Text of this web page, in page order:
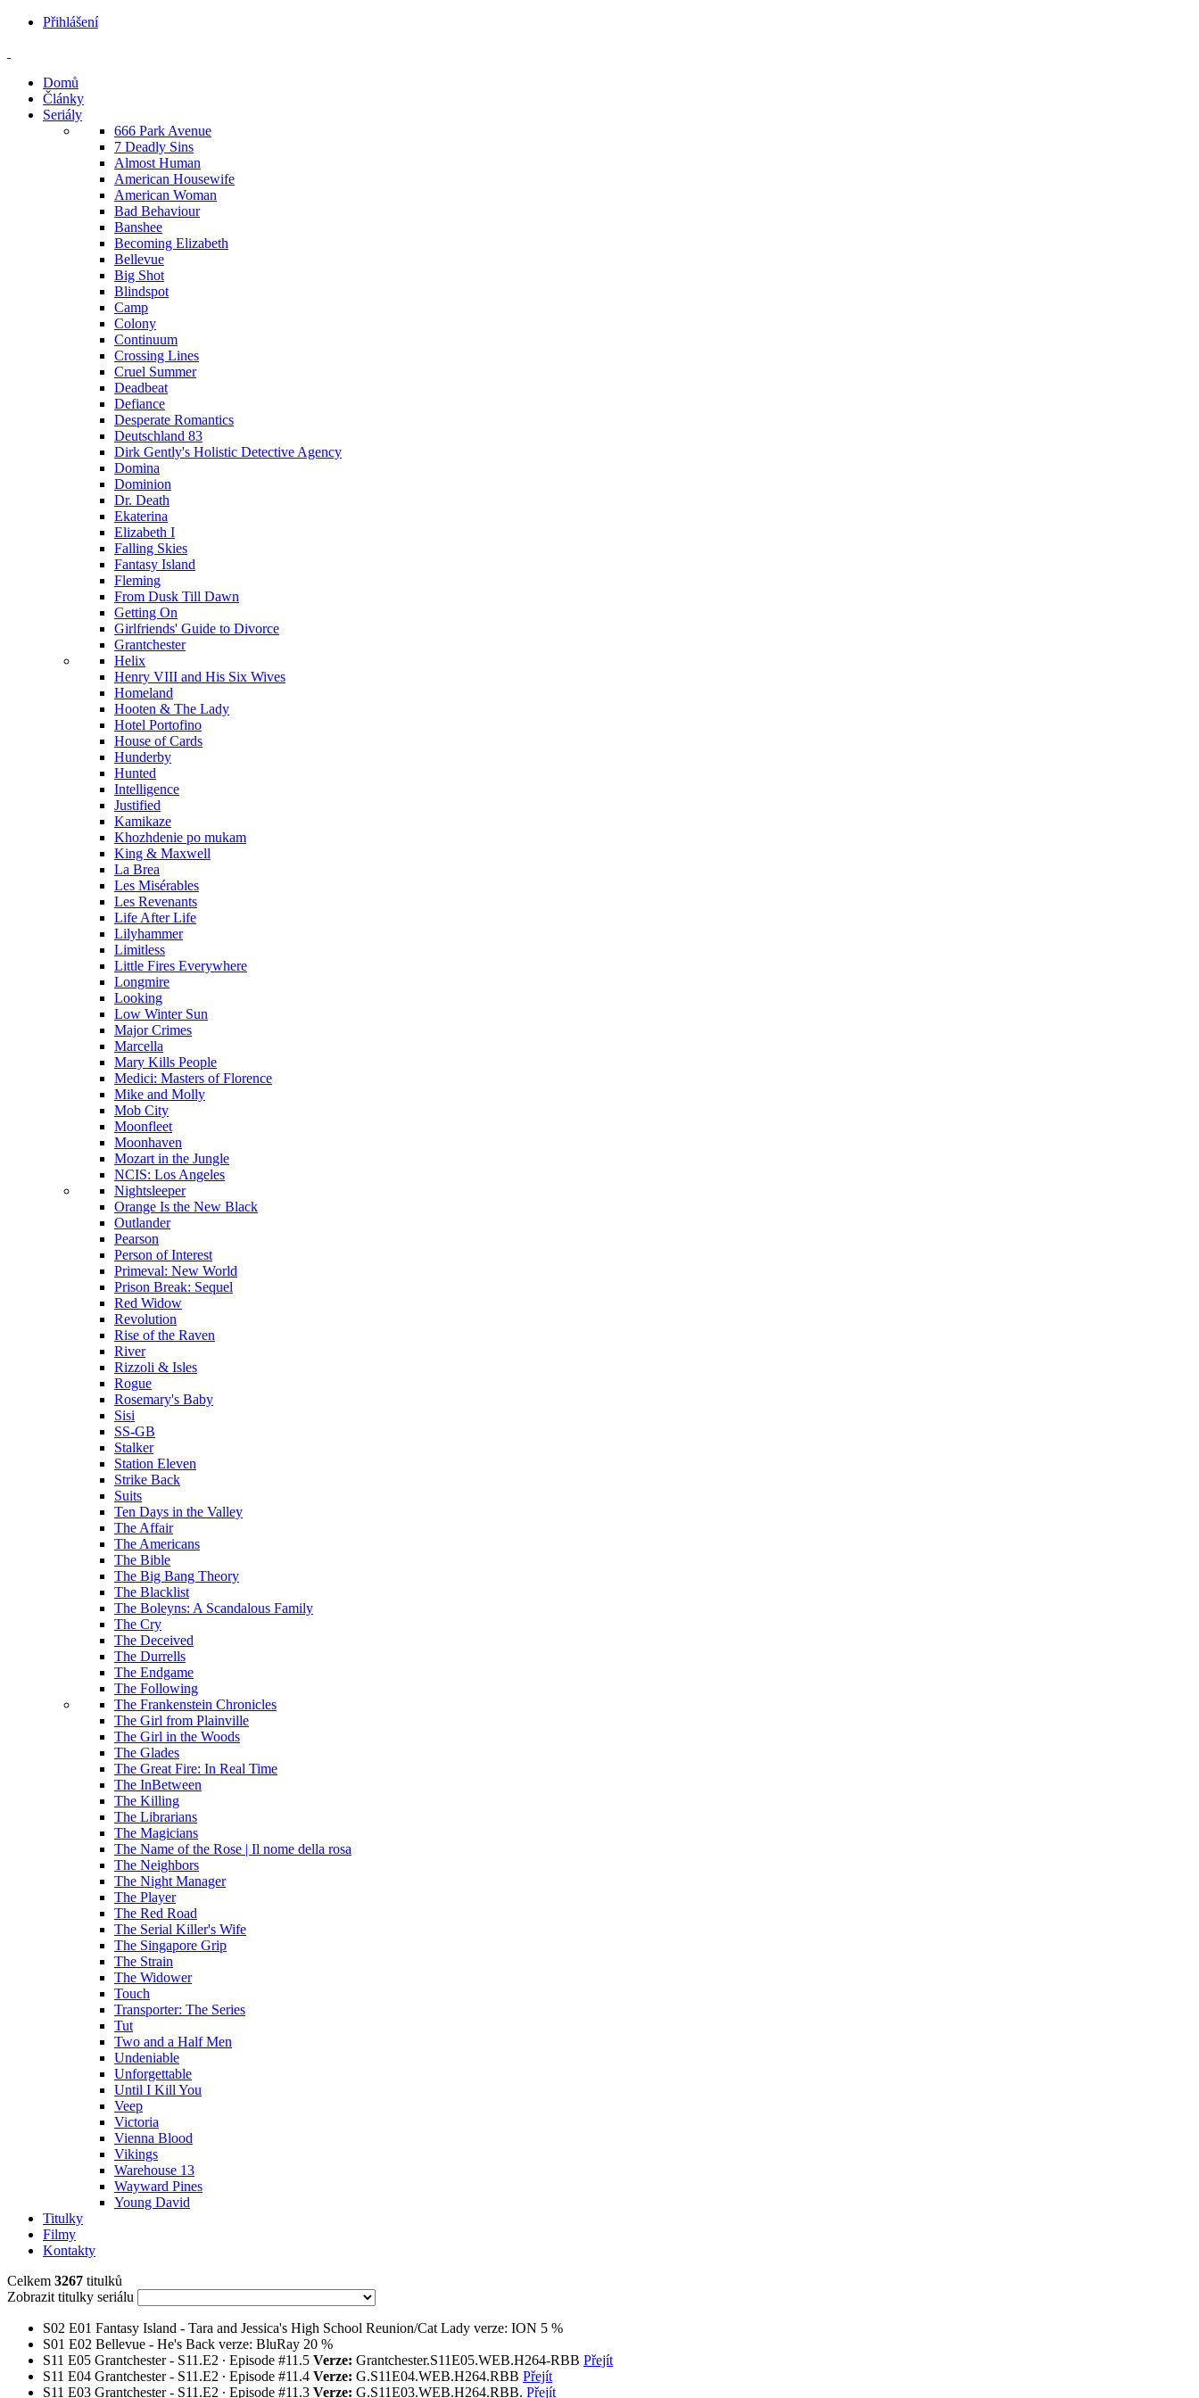
Přihlášení
Domů
Články
Seriály
666 Park Avenue
7 Deadly Sins
Almost Human
American Housewife
American Woman
Bad Behaviour
Banshee
Becoming Elizabeth
Bellevue
Big Shot
Blindspot
Camp
Colony
Continuum
Crossing Lines
Cruel Summer
Deadbeat
Defiance
Desperate Romantics
Deutschland 83
Dirk Gently's Holistic Detective Agency
Domina
Dominion
Dr. Death
Ekaterina
Elizabeth I
Falling Skies
Fantasy Island
Fleming
From Dusk Till Dawn
Getting On
Girlfriends' Guide to Divorce
Grantchester
Helix
Henry VIII and His Six Wives
Homeland
Hooten & The Lady
Hotel Portofino
House of Cards
Hunderby
Hunted
Intelligence
Justified
Kamikaze
Khozhdenie po mukam
King & Maxwell
La Brea
Les Misérables
Les Revenants
Life After Life
Lilyhammer
Limitless
Little Fires Everywhere
Longmire
Looking
Low Winter Sun
Major Crimes
Marcella
Mary Kills People
Medici: Masters of Florence
Mike and Molly
Mob City
Moonfleet
Moonhaven
Mozart in the Jungle
NCIS: Los Angeles
Nightsleeper
Orange Is the New Black
Outlander
Pearson
Person of Interest
Primeval: New World
Prison Break: Sequel
Red Widow
Revolution
Rise of the Raven
River
Rizzoli & Isles
Rogue
Rosemary's Baby
Sisi
SS-GB
Stalker
Station Eleven
Strike Back
Suits
Ten Days in the Valley
The Affair
The Americans
The Bible
The Big Bang Theory
The Blacklist
The Boleyns: A Scandalous Family
The Cry
The Deceived
The Durrells
The Endgame
The Following
The Frankenstein Chronicles
The Girl from Plainville
The Girl in the Woods
The Glades
The Great Fire: In Real Time
The InBetween
The Killing
The Librarians
The Magicians
The Name of the Rose | Il nome della rosa
The Neighbors
The Night Manager
The Player
The Red Road
The Serial Killer's Wife
The Singapore Grip
The Strain
The Widower
Touch
Transporter: The Series
Tut
Two and a Half Men
Undeniable
Unforgettable
Until I Kill You
Veep
Victoria
Vienna Blood
Vikings
Warehouse 13
Wayward Pines
Young David
Titulky
Filmy
Kontakty
Celkem 3267 titulků
Zobrazit titulky seriálu
S02 E01 Fantasy Island - Tara and Jessica's High School Reunion/Cat Lady verze: ION 5 %
S01 E02 Bellevue - He's Back verze: BluRay 20 %
S11 E05 Grantchester - S11.E2 ∙ Episode #11.5 Verze: Grantchester.S11E05.WEB.H264-RBB Přejít
S11 E04 Grantchester - S11.E2 ∙ Episode #11.4 Verze: G.S11E04.WEB.H264.RBB Přejít
S11 E03 Grantchester - S11.E2 ∙ Episode #11.3 Verze: G.S11E03.WEB.H264.RBB. Přejít